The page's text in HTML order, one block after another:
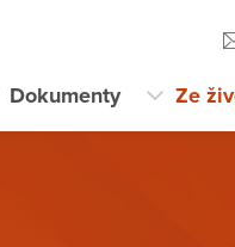
Dokumenty Ze